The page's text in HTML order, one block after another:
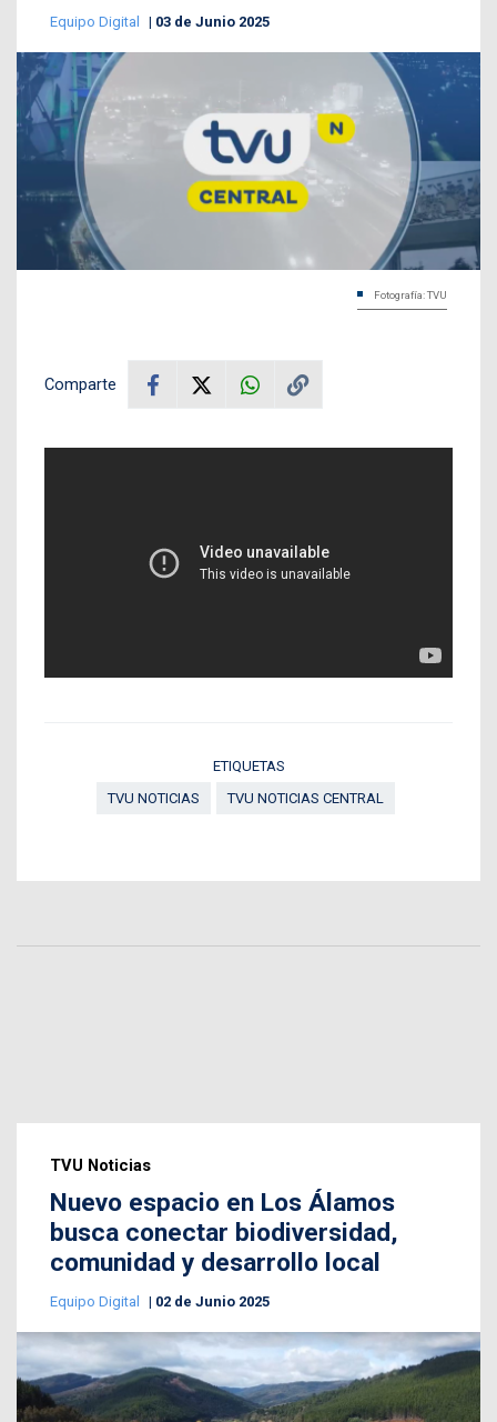
Equipo Digital 03 de Junio 2025
Fotografía: TVU
Comparte
ETIQUETAS
TVU NOTICIAS
TVU NOTICIAS CENTRAL
TVU Noticias
Nuevo espacio en Los Álamos
busca conectar biodiversidad,
comunidad y desarrollo local
Equipo Digital 02 de Junio 2025